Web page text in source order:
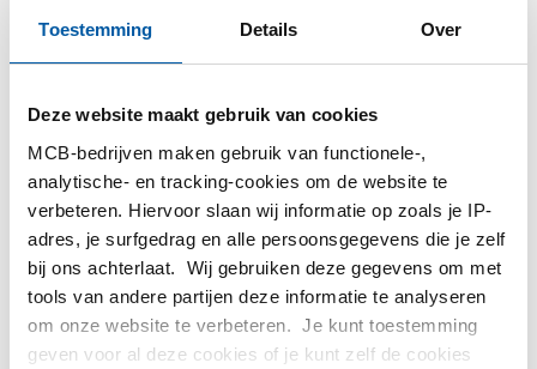
Toestemming Details Over
Deze website maakt gebruik van cookies
MCB-bedrijven maken gebruik van functionele-,
analytische- en tracking-cookies om de website te
verbeteren. Hiervoor slaan wij informatie op zoals je IP-
adres, je surfgedrag en alle persoonsgegevens die je zelf
bij ons achterlaat. Wij gebruiken deze gegevens om met
tools van andere partijen deze informatie te analyseren
om onze website te verbeteren. Je kunt toestemming
geven voor al deze cookies of je kunt zelf de cookies
Gelieve in te loggen om te bestellen
Bestel met uw eigen artikelnummers
Calculeren met actuele MCB-prijzen
Volg uw order via Track&Trace
Product Product omschrijving Bruto prijslijst